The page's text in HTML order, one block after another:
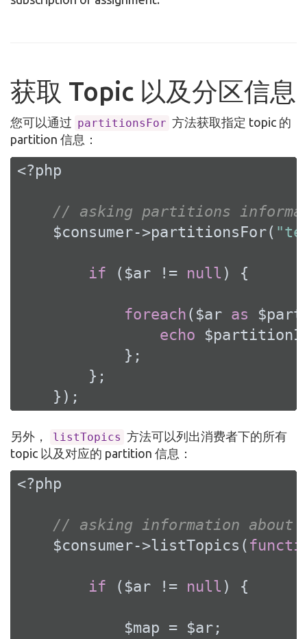
获取 Topic 以及分区信息
您可以通过 partitionsFor 方法获取指定 topic 的
partition 信息：
<?php
// asking partitions
    $consumer->partitionsFor(
if ($ar != null ) {
foreach ($ar as
echo
            };
        };
    });
另外， listTopics 方法可以列出消费者下的所有
topic 以及对应的 partition 信息：
<?php
// asking information
    $consumer->listTopics(
if ($ar != null ) {
            $map = $ar;